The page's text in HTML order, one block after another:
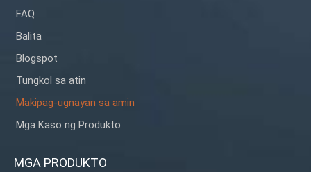
FAQ
Balita
Blogspot
Tungkol sa atin
Makipag-ugnayan sa amin
Mga Kaso ng Produkto
MGA PRODUKTO